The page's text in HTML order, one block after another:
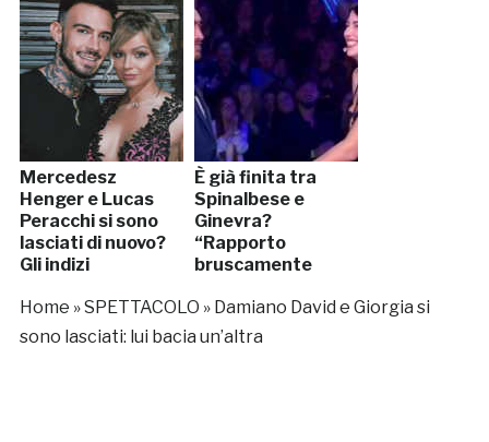
Mercedesz
Henger e Lucas
Peracchi si sono
lasciati di nuovo?
Gli indizi
È già finita tra
Spinalbese e
Ginevra?
“Rapporto
bruscamente
Home »SPETTACOLO » Damiano David e Giorgia si
sono lasciati: lui bacia un’altra